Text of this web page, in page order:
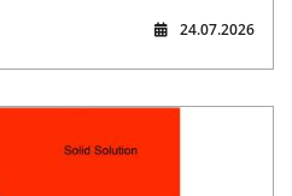
24.07.2026